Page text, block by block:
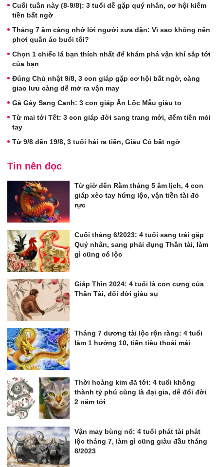
Cuối tuần này (8-9/8): 3 tuổi dễ gặp quý nhân, cơ hội kiếm
tiền bất ngờ
Tháng 7 âm càng nhớ lời người xưa dặn: Vì sao không nên
phơi quần áo buổi tối?
Chọn 1 chiếc lá bạn thích nhất để khám phá vận khí sắp tới
của bạn
Đúng Chủ nhật 9/8, 3 con giáp gặp cơ hội bất ngờ, càng
giao lưu càng dễ mở ra vận may
Gà Gáy Sang Canh: 3 con giáp Ăn Lộc Mẫu giàu to
Từ mai tới Tết: 3 con giáp đời sang trang mới, đếm tiền mỏi
tay
Từ 9/8 đến 19/8, 3 tuổi hái ra tiền, Giàu Có bất ngờ
Tin nên đọc
Từ giờ đến Rằm tháng 5 âm lịch, 4 con
giáp xèo tay hứng lộc, vận tiền tài đỏ
rực
Cuối tháng 6/2023: 4 tuổi sang trái gặp
Quý nhân, sang phải đụng Thần tài, làm
gì cũng có lộc
Giáp Thìn 2024: 4 tuổi là con cưng của
Thần Tài, đổi đời giàu sụ
Tháng 7 dương tài lộc rộn ràng: 4 tuổi
làm 1 hưởng 10, tiền tiêu thoải mái
Thời hoàng kim đã tới: 4 tuổi không
thành tỷ phú cũng là đại gia, dễ đổi đời
2 năm tới
Vận may bùng nổ: 4 tuổi phát tài phát
lộc tháng 7, làm gì cũng giàu đầu tháng
8/2023